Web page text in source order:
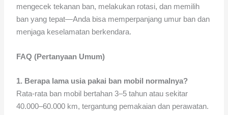
mengecek tekanan ban, melakukan rotasi, dan memilih
ban yang tepat—Anda bisa memperpanjang umur ban dan
menjaga keselamatan berkendara.
FAQ (Pertanyaan Umum)
1. Berapa lama usia pakai ban mobil normalnya?
Rata-rata ban mobil bertahan 3–5 tahun atau sekitar
40.000–60.000 km, tergantung pemakaian dan perawatan.